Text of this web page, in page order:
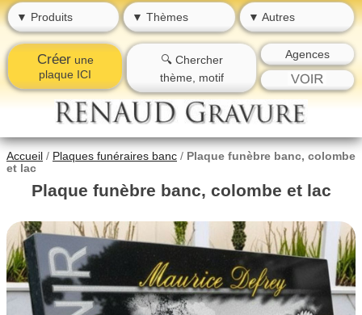
▼ Produits ▼ Thèmes ▼ Autres
Créerune
plaque ICI
🔍 Chercher
thème, motif
Agences
Accueil / Plaques funéraires banc / Plaque funèbre banc, colombe
et lac
Plaque funèbre banc, colombe et lac